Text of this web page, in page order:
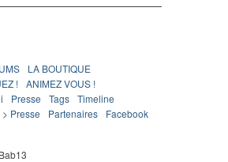
LA BOUTIQUE
! ANIMEZ VOUS !
Presse Tags Timeline
> Presse Partenaires
Facebook